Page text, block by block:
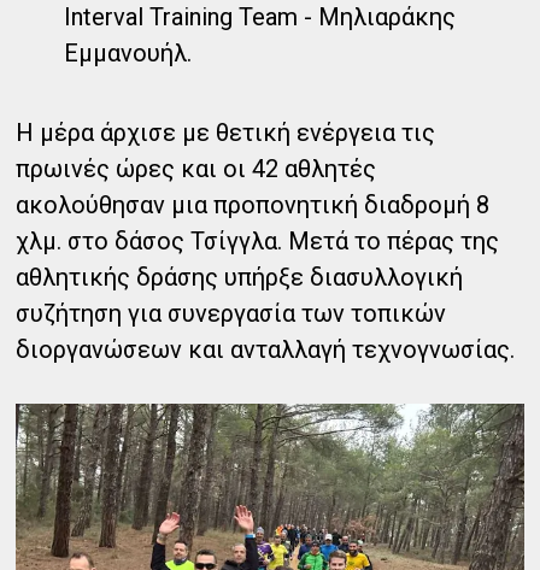
Interval Training Team - Μηλιαράκης
Εμμανουήλ.
Η μέρα άρχισε με θετική ενέργεια τις
πρωινές ώρες και οι 42 αθλητές
ακολούθησαν μια προπονητική διαδρομή 8
χλμ. στο δάσος Τσίγγλα. Μετά το πέρας της
αθλητικής δράσης υπήρξε διασυλλογική
συζήτηση για συνεργασία των τοπικών
διοργανώσεων και ανταλλαγή τεχνογνωσίας.